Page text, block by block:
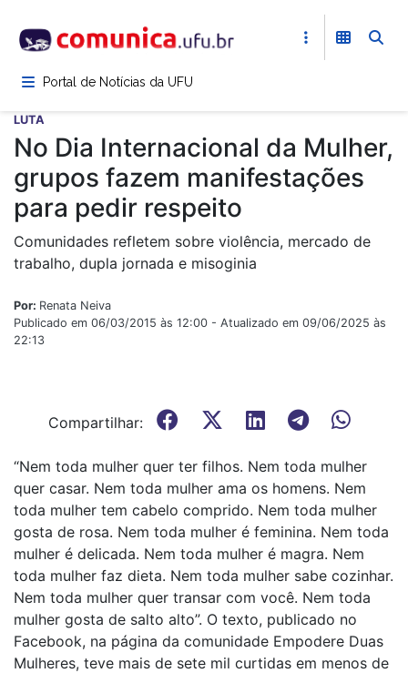
para
conteúdoPortal de Notícias da UFU
LUTA
No Dia Internacional da Mulher,
grupos fazem manifestações
para pedir respeito
Comunidades refletem sobre violência, mercado de
trabalho, dupla jornada e misoginia
Por: Renata Neiva
Publicado em 06/03/2015 às 12:00 - Atualizado em 09/06/2025 às
22:13
Compartilhar:
“Nem toda mulher quer ter filhos. Nem toda mulher
quer casar. Nem toda mulher ama os homens. Nem
toda mulher tem cabelo comprido. Nem toda mulher
gosta de rosa. Nem toda mulher é feminina. Nem toda
mulher é delicada. Nem toda mulher é magra. Nem
toda mulher faz dieta. Nem toda mulher sabe cozinhar.
Nem toda mulher quer transar com você. Nem toda
mulher gosta de salto alto”. O texto, publicado no
Facebook, na página da comunidade Empodere Duas
Mulheres, teve mais de sete mil curtidas em menos de